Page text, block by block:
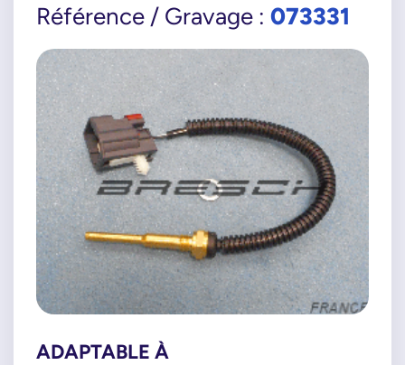
Référence / Gravage : 073331
ADAPTABLE À